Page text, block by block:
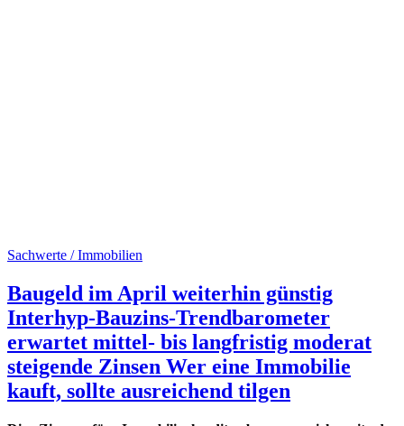
Sachwerte / Immobilien
Baugeld im April weiterhin günstig
Interhyp-Bauzins-Trendbarometer
erwartet mittel- bis langfristig moderat
steigende Zinsen Wer eine Immobilie
kauft, sollte ausreichend tilgen